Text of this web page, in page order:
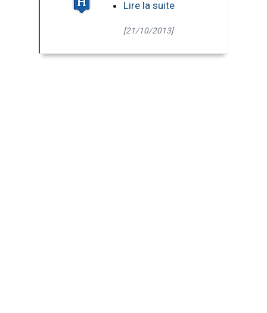
Lire la suite
[21/10/2013]